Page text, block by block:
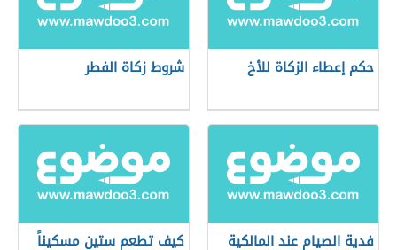
حكم إعطاء الزكاة للأخ شروط زكاة الفطر
فدية الصيام عند المالكية كيف تطعم ستين مسكيناً